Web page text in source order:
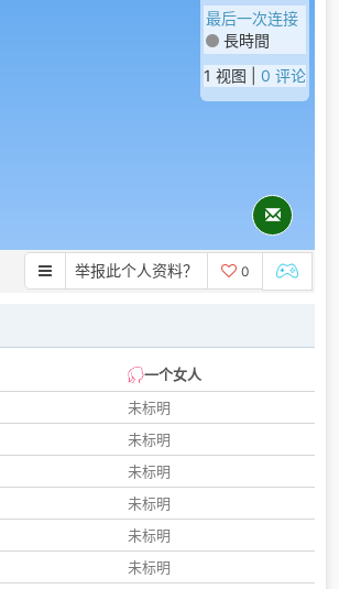
最后一次连接
長時間
1 视图 | 0 评论
举报此个人资料？ 0
一个女人
未标明
未标明
未标明
未标明
未标明
未标明